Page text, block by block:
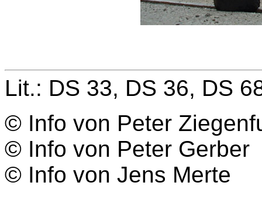
Lit.: DS 33, DS 36, DS
© Info von Peter
© Info von Peter Gerber
© Info von Jens Merte